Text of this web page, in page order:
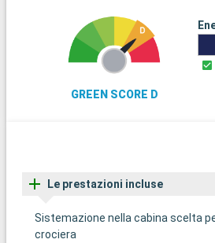
GREEN SCORE D
Le prestazioni incluse
Sistemazione nella cabina scelta
crociera